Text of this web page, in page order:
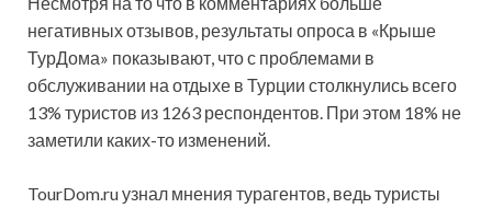
негативных отзывов, результаты опроса в «Крыше
ТурДома» показывают, что с проблемами в
обслуживании на отдыхе в Турции столкнулись всего
13% туристов из 1263 респондентов. При этом 18% не
заметили каких-то изменений.
TourDom.ru узнал мнения турагентов, ведь туристы